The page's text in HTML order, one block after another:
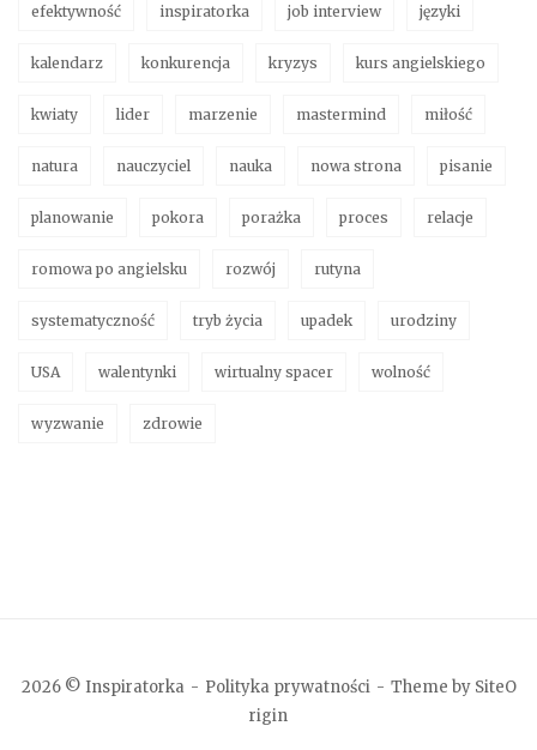
efektywność inspiratorka job interview języki
kalendarz konkurencja kryzys kurs angielskiego
kwiaty lider marzenie mastermind miłość
natura nauczyciel nauka nowa strona pisanie
planowanie pokora porażka proces relacje
romowa po angielsku rozwój rutyna
systematyczność tryb życia upadek urodziny
USA walentynki wirtualny spacer wolność
wyzwanie zdrowie
2026 © Inspiratorka Polityka prywatności Theme by SiteO
rigin